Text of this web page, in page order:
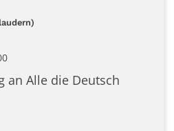
an Alle die Deutsch